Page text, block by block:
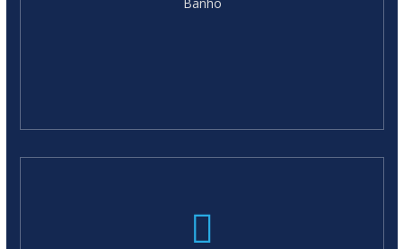
SABER MAIS